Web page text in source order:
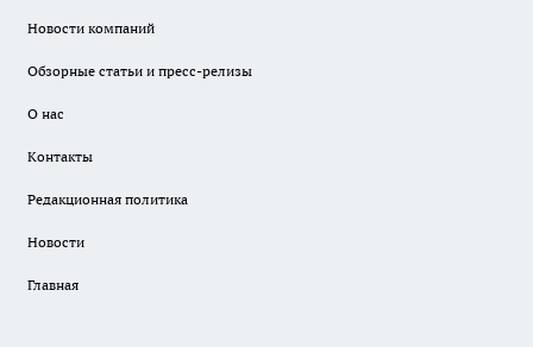
Новости компаний
Обзорные статьи и пресс-релизы
О нас
Контакты
Редакционная политика
Новости
Главная